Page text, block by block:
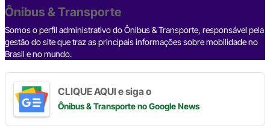
o
k
Ônibus & Transporte
Somos o perfil administrativo do Ônibus & Transporte, responsável pela
gestão do site que traz as principais informações sobre mobilidade no
Brasil e no mundo.
CLIQUE AQUI e siga o
Ônibus & Transporteno Google News